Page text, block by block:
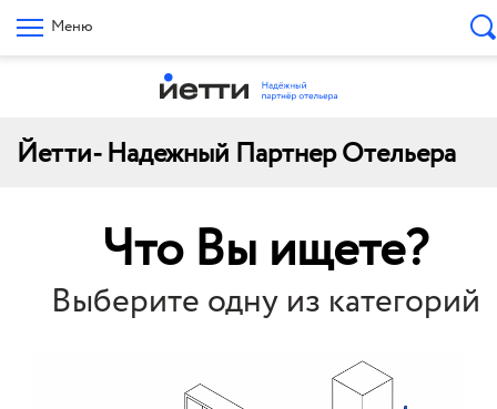
Меню
Йетти- Надежный Партнер Отельера
Что Вы ищете?
Выберите одну из категорий